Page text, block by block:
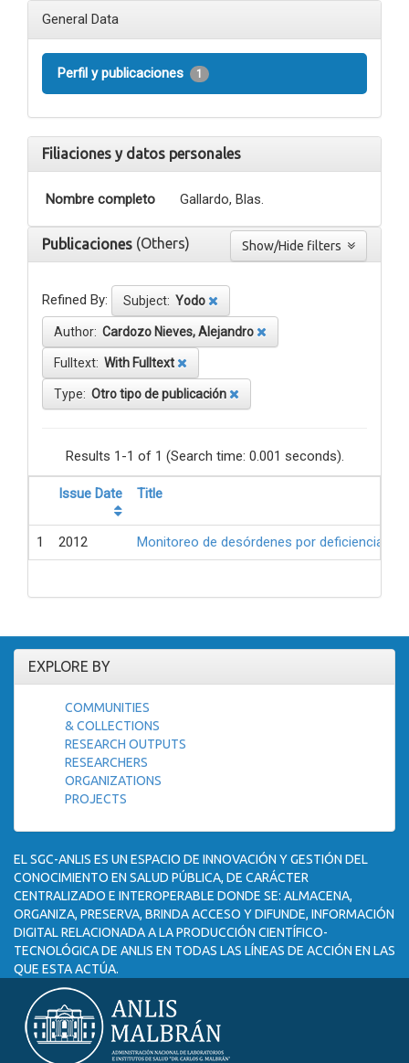
General Data
Perfil y publicaciones 1
Filiaciones y datos personales
Nombre completo Gallardo, Blas.
Publicaciones (Others)
Refined By: Subject: Yodo
Author: Cardozo Nieves, Alejandro
Fulltext: With Fulltext
Type: Otro tipo de publicación
Results 1-1 of 1 (Search time: 0.001 seconds).
Issue Date Title
1 2012 Monitoreo de desórdenes por deficiencia
EXPLORE BY
COMMUNITIES
& COLLECTIONS
RESEARCH OUTPUTS
RESEARCHERS
ORGANIZATIONS
PROJECTS
EL SGC-ANLIS ES UN ESPACIO DE INNOVACIÓN Y GESTIÓN DEL
CONOCIMIENTO EN SALUD PÚBLICA, DE CARÁCTER
CENTRALIZADO E INTEROPERABLE DONDE SE: ALMACENA,
ORGANIZA, PRESERVA, BRINDA ACCESO Y DIFUNDE, INFORMACIÓN
DIGITAL RELACIONADA A LA PRODUCCIÓN CIENTÍFICO-
TECNOLÓGICA DE ANLIS EN TODAS LAS LÍNEAS DE ACCIÓN EN LAS
QUE ESTA ACTÚA.